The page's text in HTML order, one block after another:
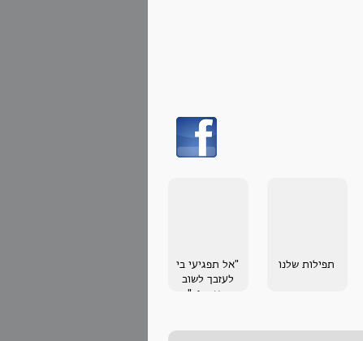
תפילות שלנו
"אל תפגיעי בי
לעזבך לשוב
מאחריך"